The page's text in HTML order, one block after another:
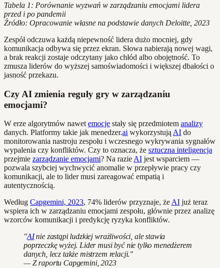
Tabela 1: Porównanie wyzwań w zarządzaniu emocjami lidera
przed i po pandemii
Źródło: Opracowanie własne na podstawie danych Deloitte, 2023
Zespół odczuwa każdą niepewność lidera dużo mocniej, gdy
komunikacja odbywa się przez ekran. Słowa nabierają nowej wagi,
a brak reakcji zostaje odczytany jako chłód albo obojętność. To
zmusza liderów do wyższej samoświadomości i większej dbałości o
jasność przekazu.
Czy AI zmienia reguły gry w zarządzaniu
emocjami?
W erze algorytmów nawet emocje stały się przedmiotem analizy
danych. Platformy takie jak menedzer.ai wykorzystują AI do
monitorowania nastroju zespołu i wczesnego wykrywania sygnałów
wypalenia czy konfliktów. Czy to oznacza, że sztuczna inteligencja
przejmie zarządzanie emocjami? Na razie AI jest wsparciem —
pozwala szybciej wychwycić anomalie w przepływie pracy czy
komunikacji, ale to lider musi zareagować empatią i
autentycznością.
Według Capgemini, 2023, 74% liderów przyznaje, że AI już teraz
wspiera ich w zarządzaniu emocjami zespołu, głównie przez analizę
wzorców komunikacji i predykcję ryzyka konfliktów.
"AInie zastąpi ludzkiej wrażliwości, ale stawia
poprzeczkę wyżej. Lider musi być nie tylko menedżerem
danych, lecz także mistrzem relacji."
— Z raportu Capgemini, 2023